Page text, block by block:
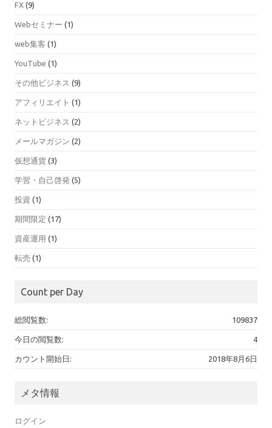
FX (9)
Webセミナー (1)
web集客 (1)
YouTube (1)
その他ビジネス (9)
アフィリエイト (1)
ネットビジネス (2)
メールマガジン (2)
仮想通貨 (3)
学習・自己啓発 (5)
投資 (1)
期間限定 (17)
資産運用 (1)
転売 (1)
Count per Day
109837
総閲覧数:
4
今日の閲覧数:
2018年8月6日
カウント開始日:
メタ情報
ログイン